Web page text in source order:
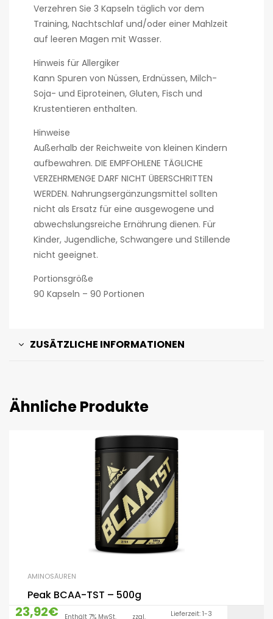
Verzehren Sie 3 Kapseln täglich vor dem
Training, Nachtschlaf und/oder einer Mahlzeit
auf leeren Magen mit Wasser.
Hinweis für Allergiker
Kann Spuren von Nüssen, Erdnüssen, Milch-
Soja- und Eiproteinen, Gluten, Fisch und
Krustentieren enthalten.
Hinweise
Außerhalb der Reichweite von kleinen Kindern
aufbewahren. DIE EMPFOHLENE TÄGLICHE
VERZEHRMENGE DARF NICHT ÜBERSCHRITTEN
WERDEN. Nahrungsergänzungsmittel sollten
nicht als Ersatz für eine ausgewogene und
abwechslungsreiche Ernährung dienen. Für
Kinder, Jugendliche, Schwangere und Stillende
nicht geeignet.
Portionsgröße
90 Kapseln – 90 Portionen
ZUSÄTZLICHE INFORMATIONEN
Ähnliche Produkte
AMINOSÄUREN
Peak BCAA-TST – 500g
23,92€ Enthält 7% MwSt. zzgl. Lieferzeit: 1-3